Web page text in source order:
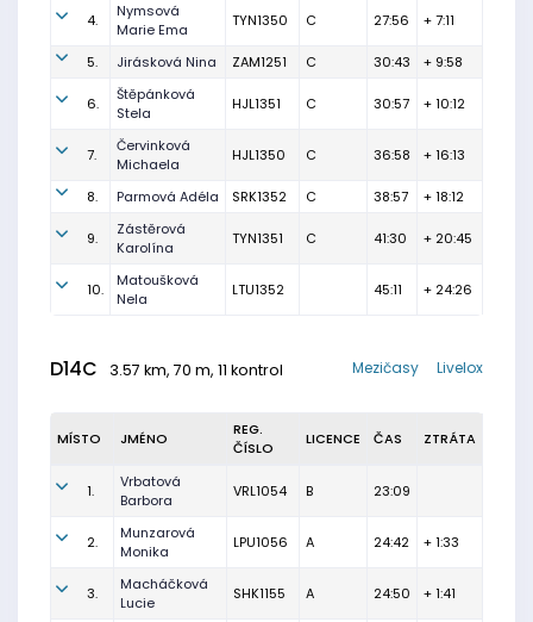
4.
Nymsová
Marie Ema
TYN1350 C 27:56 + 7:11
5. Jirásková Nina ZAM1251 C 30:43 + 9:58
6.
Štěpánková
Stela
HJL1351 C 30:57 + 10:12
7.
Červinková
Michaela
HJL1350 C 36:58 + 16:13
8. Parmová Adéla SRK1352 C 38:57 + 18:12
9.
Zástěrová
Karolína
TYN1351 C 41:30 + 20:45
10.
Matoušková
Nela
LTU1352 45:11 + 24:26
D14C 3.57 km, 70 m, 11 kontrol Livelox
Mezičasy
MÍSTO JMÉNO
REG.
ČÍSLO
LICENCE ČAS ZTRÁTA
1.
Vrbatová
Barbora
VRL1054 B 23:09
2.
Munzarová
Monika
LPU1056 A 24:42 + 1:33
3.
Macháčková
Lucie
SHK1155 A 24:50 + 1:41